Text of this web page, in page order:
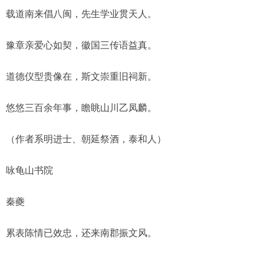
载道南来倡八闽，先生学业贯天人。
豫章亲爱心如契，徽国三传语益真。
道德仪型贵像在，斯文崇重旧祠新。
悠悠三百余年事，瞻眺山川乙凤麟。
（作者系明进士、朝延祭酒，泰和人）
咏龟山书院
秦夔
累表陈情已效忠，还来南郡振文风。